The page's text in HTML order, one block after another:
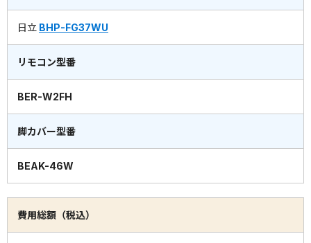
日立 BHP-FG37WU
リモコン型番
BER-W2FH
脚カバー型番
BEAK-46W
費用総額（税込）